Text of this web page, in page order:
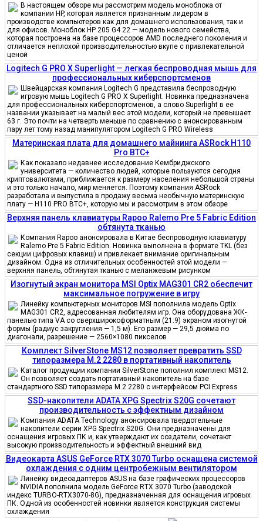
В настоящем обзоре мы рассмотрим модель моноблока от
компании HP, которая является признанным лидером в
производстве компьютеров как для домашнего использования, так и
для офисов. Моноблок HP 205 G4 22 — модель нового семейства,
которая построена на базе процессоров AMD последнего поколения и
отличается неплохой производительностью вкупе с привлекательной
ценой
Logitech G PRO X Superlight — легкая беспроводная мышь для
профессиональных киберспортсменов
Швейцарская компания Logitech G представила беспроводную
игровую мышь Logitech G PRO X Superlight. Новинка предназначена
для профессиональных киберспортсменов, а слово Superlight в ее
названии указывает на малый вес этой модели, который не превышает
63 г. Это почти на четверть меньше по сравнению с анонсированным
пару лет тому назад манипулятором Logitech G PRO Wireless
Материнская плата для домашнего майнинга ASRock H110
Pro BTC+
Как показало недавнее исследование Кембриджского
университета — количество людей, которые пользуются сегодня
криптовалютами, приближается к размеру населения небольшой страны
и это только начало, мир меняется. Поэтому компания ASRock
разработала и выпустила в продажу весьма необычную материнскую
плату — H110 PRO BTC+, которую мы и рассмотрим в этом обзоре
Верхняя панель клавиатуры Rapoo Ralemo Pre 5 Fabric Edition
обтянута тканью
Компания Rapoo анонсировала в Китае беспроводную клавиатуру
Ralemo Pre 5 Fabric Edition. Новинка выполнена в формате TKL (без
секции цифровых клавиш) и привлекает внимание оригинальным
дизайном. Одна из отличительных особенностей этой модели —
верхняя панель, обтянутая тканью с меланжевым рисунком
Изогнутый экран монитора MSI Optix MAG301 CR2 обеспечит
максимальное погружение в игру
Линейку компьютерных мониторов MSI пополнила модель Optix
MAG301 CR2, адресованная любителям игр. Она оборудована ЖК-
панелью типа VA со сверхширокоформатным (21:9) экраном изогнутой
формы (радиус закругления — 1,5 м). Его размер — 29,5 дюйма по
диагонали, разрешение — 2560×1080 пикселов
Комплект SilverStone MS12 позволяет превратить SSD
типоразмера M.2 2280 в портативный накопитель
Каталог продукции компании SilverStone пополнил комплект MS12.
Он позволяет создать портативный накопитель на базе
стандартного SSD типоразмера M.2 2280 с интерфейсом PCI Express
SSD-накопители ADATA XPG Spectrix S20G сочетают
производительность с эффектным дизайном
Компания ADATA Technology анонсировала твердотельные
накопители серии XPG Spectrix S20G. Они предназначены для
оснащения игровых ПК и, как утверждают их создатели, сочетают
высокую производительность и эффектный внешний вид
Видеокарта ASUS GeForce RTX 3070 Turbo оснащена системой
охлаждения с одним центробежным вентилятором
Линейку видеоадаптеров ASUS на базе графических процессоров
NVIDIA пополнила модель GeForce RTX 3070 Turbo (заводской
индекс TURBO-RTX3070-8G), предназначенная для оснащения игровых
ПК. Одной из особенностей новинки является конструкция системы
охлаждения